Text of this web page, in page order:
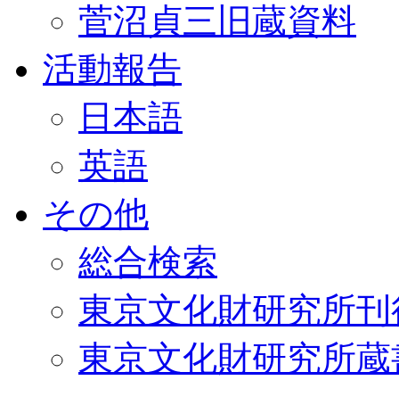
菅沼貞三旧蔵資料
活動報告
日本語
英語
その他
総合検索
東京文化財研究所
東京文化財研究所